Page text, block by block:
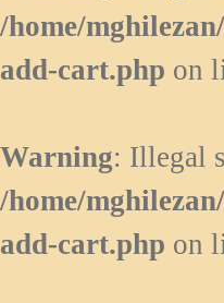
/home/
add-cart.php on
Warning: Illegal
/home/
add-cart.php on